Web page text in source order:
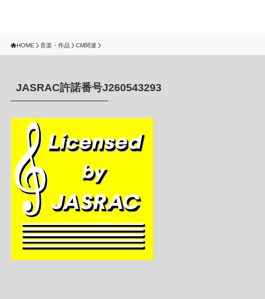
HOME 音楽・作品 CM関連
JASRAC許諾番号J260543293